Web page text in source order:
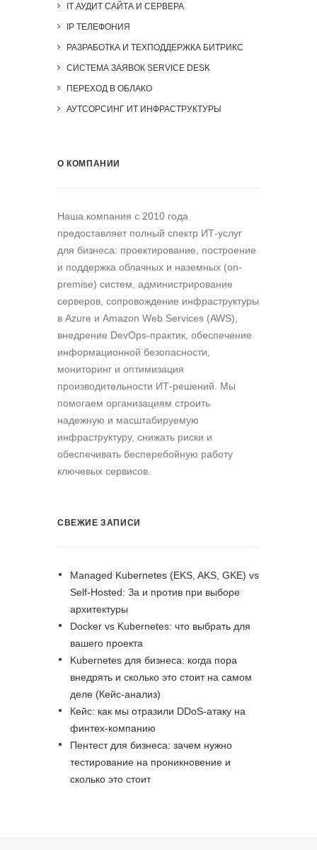
IT АУДИТ САЙТА И СЕРВЕРА
IP ТЕЛЕФОНИЯ
РАЗРАБОТКА И ТЕХПОДДЕРЖКА БИТРИКС
СИСТЕМА ЗАЯВОК SERVICE DESK
ПЕРЕХОД В ОБЛАКО
АУТСОРСИНГ ИТ ИНФРАСТРУКТУРЫ
О КОМПАНИИ
Наша компания c 2010 года
предоставляет полный спектр ИТ-услуг
для бизнеса: проектирование, построение
и поддержка облачных и наземных (on-
premise) систем, администрирование
серверов, сопровождение инфраструктуры
в Azure и Amazon Web Services (AWS),
внедрение DevOps-практик, обеспечение
информационной безопасности,
мониторинг и оптимизация
производительности ИТ-решений. Мы
помогаем организациям строить
надежную и масштабируемую
инфраструктуру, снижать риски и
обеспечивать бесперебойную работу
ключевых сервисов.
СВЕЖИЕ ЗАПИСИ
Managed Kubernetes (EKS, AKS, GKE) vs
Self-Hosted: За и против при выборе
архитектуры
Docker vs Kubernetes: что выбрать для
вашего проекта
Kubernetes для бизнеса: когда пора
внедрять и сколько это стоит на самом
деле (Кейс-анализ)
Кейс: как мы отразили DDoS-атаку на
финтех-компанию
Пентест для бизнеса: зачем нужно
тестирование на проникновение и
сколько это стоит